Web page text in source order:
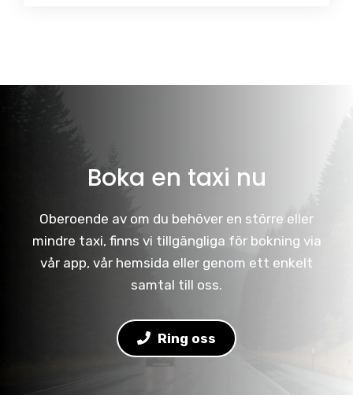
Boka en taxi nu
Oberoende av om du behöver en större eller
mindre taxi, finns vi tillgängliga för bokning via
vår app, vår hemsida eller genom ett enkelt
samtal till oss.
Ring oss